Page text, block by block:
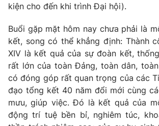
thuận bằng văn bản. Ghi rõ nguồn VTV.vn
thông tin từ website này.
kiện cho đến khi trình Đại hội).
Buổi gặp mặt hôm nay chưa phải là
kết, song có thể khẳng định: Thành
XIV là kết quả của sự đoàn kết,
rất lớn của toàn Đảng, toàn dân,
có đóng góp rất quan trọng của các
đạo tổng kết 40 năm đổi mới cùng
mưu, giúp việc. Đó là kết quả của
động trí tuệ bền bỉ, nghiêm túc,